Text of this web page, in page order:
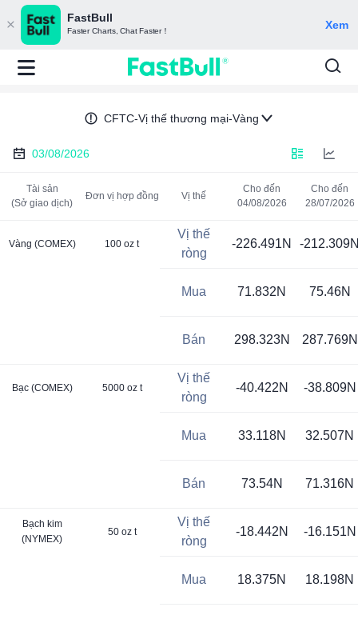
FastBull
Faster Charts, Chat Faster！ Xem
CME
AUD
CAD
JPY
MXN
CHF
NZD
GBP
GBP (CME)
WTI
WTI (ICE)
CFTC-Vị thế thương mại-Vàng
03/08/2026
Tài sản
(Sở giao dịch)
Đơn vị hợp đồng Vị thế
Cho đến
04/08/2026
Cho đến
28/07/2026
Vàng (COMEX) 100 oz t
Bạc (COMEX) 5000 oz t
Bạch kim
(NYMEX)
50 oz t
Vị thế
ròng
-226.491N -
Mua 71.832N 75.46N
Bán 298.323N 287.769N
Vị thế
ròng
-40.422N -38.809N
Mua 33.118N 32.507N
Bán 73.54N 71.316N
Vị thế
ròng
-18.442N -16.151N
Mua 18.375N 18.198N